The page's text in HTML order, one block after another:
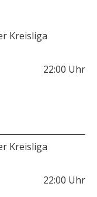
Kreisliga
22:00 Uhr
Kreisliga
22:00 Uhr